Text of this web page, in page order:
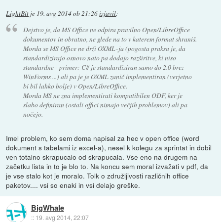
LightBit je 19. avg 2014 ob 21:26izjavil:
Dejstvo je, da MS Office ne odpira pravilno Open/LibreOffice
dokumentov in obratno, ne glede na to v katerem format shraniš.
Morda se MS Office ne drži OXML-ja (pogosta praksa je, da
standardizirajo osnovo nato pa dodajo razširitve, ki niso
standardne - primer: C# je standardiziran samo do 2.0 brez
WinForms ...) ali pa je je OXML zanič implementiran (verjetno
bi bil lahko bolje) v Open/LibreOffice.
Morda MS ne zna implementirati kompatibilen ODF, ker je
slabo definiran (ostali offici nimajo večjih problemov) ali pa
nočejo.
Imel problem, ko sem doma napisal za hec v open office (word
dokument s tabelami iz excel-a), nesel k kolegu za sprintat in dobil
ven totalno skrapucalo od skrapucala. Vse eno na drugem na
začetku lista in to je blo to. Na koncu sem moral izvažati v pdf, da
je vse stalo kot je moralo. Tolk o združljivosti različnih office
paketov.... vsi so enaki in vsi delajo greške.
BigWhale
:: 19. avg 2014, 22:07